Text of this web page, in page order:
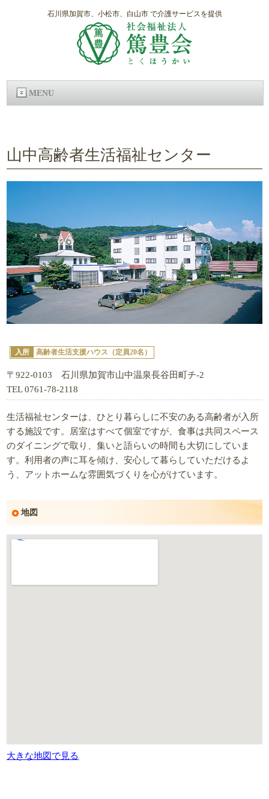
石川県加賀市、小松市、白山市 で介護サービスを提供
MENU
山中高齢者生活福祉センター
入所 高齢者生活支援ハウス（定員20名）
〒922-0103 石川県加賀市山中温泉長谷田町チ-2
TEL 0761-78-2118
生活福祉センターは、ひとり暮らしに不安のある高齢者が入所
する施設です。居室はすべて個室ですが、食事は共同スペース
のダイニングで取り、集いと語らいの時間も大切にしていま
す。利用者の声に耳を傾け、安心して暮らしていただけるよ
う、アットホームな雰囲気づくりを心がけています。
地図
大きな地図で見る